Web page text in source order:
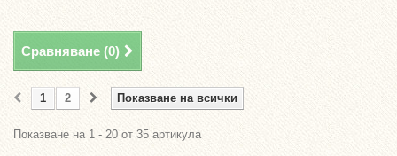
Сравняване (0)
Показване на всички
1 2
Показване на 1 - 20 от 35 артикула